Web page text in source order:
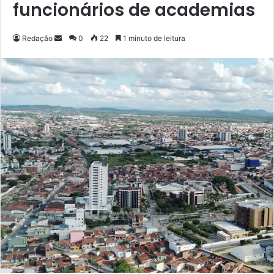
funcionários de academias
Redação
n
u
m
e
-
m
a
i
l
0 22 1 minuto de leitura